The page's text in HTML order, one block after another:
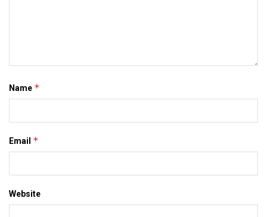
Name *
Email *
Website